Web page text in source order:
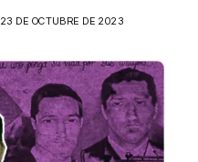
23 DE OCTUBRE DE 2023